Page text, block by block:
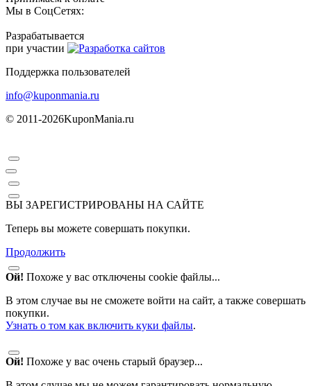
Мы в СоцСетях:
Разрабатывается
при участии
Поддержка пользователей
info@kuponmania.ru
© 2011-2026KuponMania.ru
ВЫ ЗАРЕГИСТРИРОВАНЫ НА САЙТЕ
Теперь вы можете совершать покупки.
Продолжить
Ой! Похоже у вас отключены cookie файлы...
В этом случае вы не сможете войти на сайт, а также совершать
покупки.
Узнать о том как включить куки файлы.
Ой! Похоже у вас очень старый браузер...